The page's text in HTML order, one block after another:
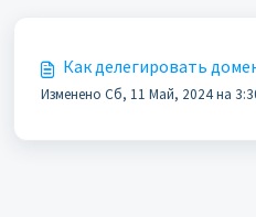
Как делегировать
Изменено Сб, 11 Май, 2024 на